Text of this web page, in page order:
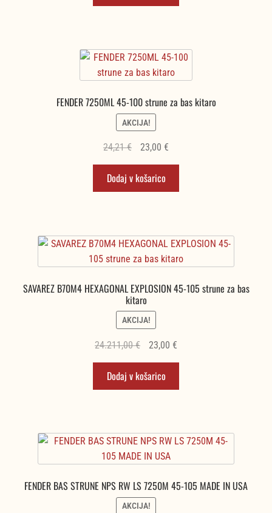
bila:
22,80 €.
FENDER 7250ML 45-100 strune za bas kitaro
AKCIJA!
24,21€
Izvirna
cena
je
bila:
23,00 €Trenutna
cena
23,00 €.
Dodaj v košarico
SAVAREZ B70M4 HEXAGONAL EXPLOSION 45-105 strune za bas
kitaro
AKCIJA!
24.211,00€
Izvirna
cena
je
bila:
23,00 €Trenutna
cena
23,00 €.
Dodaj v košarico
FENDER BAS STRUNE NPS RW LS 7250M 45-105 MADE IN USA
AKCIJA!